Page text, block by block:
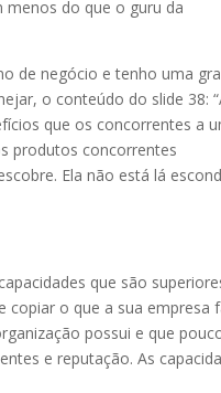
menos do que o guru da
de negócio e tenho uma
o conteúdo do slide 38:
que os concorrentes a
produtos concorrentes
Ela não está lá
que são
copiar o que a sua empresa
possui e que
e reputação. As